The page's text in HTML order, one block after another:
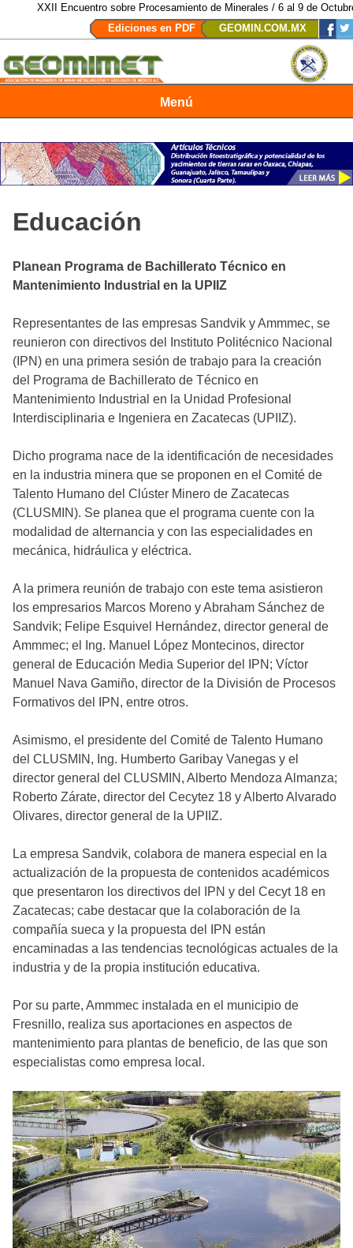
XXII Encuentro sobre Procesamiento de Minerales / 6 al 9 de Octubre
Ediciones en PDF
GEOMIN.COM.MX
Menú
Educación
Planean Programa de Bachillerato Técnico en
Mantenimiento Industrial en la UPIIZ
Representantes de las empresas Sandvik y Ammmec, se
reunieron con directivos del Instituto Politécnico Nacional
(IPN) en una primera sesión de trabajo para la creación
del Programa de Bachillerato de Técnico en
Mantenimiento Industrial en la Unidad Profesional
Interdisciplinaria e Ingeniera en Zacatecas (UPIIZ).
Dicho programa nace de la identificación de necesidades
en la industria minera que se proponen en el Comité de
Talento Humano del Clúster Minero de Zacatecas
(CLUSMIN). Se planea que el programa cuente con la
modalidad de alternancia y con las especialidades en
mecánica, hidráulica y eléctrica.
A la primera reunión de trabajo con este tema asistieron
los empresarios Marcos Moreno y Abraham Sánchez de
Sandvik; Felipe Esquivel Hernández, director general de
Ammmec; el Ing. Manuel López Montecinos, director
general de Educación Media Superior del IPN; Víctor
Manuel Nava Gamiño, director de la División de Procesos
Formativos del IPN, entre otros.
Asimismo, el presidente del Comité de Talento Humano
del CLUSMIN, Ing. Humberto Garibay Vanegas y el
director general del CLUSMIN, Alberto Mendoza Almanza;
Roberto Zárate, director del Cecytez 18 y Alberto Alvarado
Olivares, director general de la UPIIZ.
La empresa Sandvik, colabora de manera especial en la
actualización de la propuesta de contenidos académicos
que presentaron los directivos del IPN y del Cecyt 18 en
Zacatecas; cabe destacar que la colaboración de la
compañía sueca y la propuesta del IPN están
encaminadas a las tendencias tecnológicas actuales de la
industria y de la propia institución educativa.
Por su parte, Ammmec instalada en el municipio de
Fresnillo, realiza sus aportaciones en aspectos de
mantenimiento para plantas de beneficio, de las que son
especialistas como empresa local.